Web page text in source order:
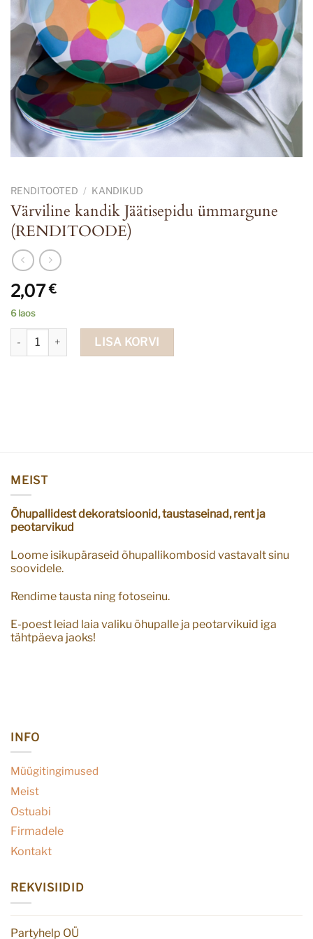
RENDITOOTED / KANDIKUD
Värviline kandik Jäätisepidu ümmargune
(RENDITOODE)
2,07€
6 laos
Värviline kandik Jäätisepidu ümmargune (RENDITOODE) kogus
LISA KORVI
MEIST
Õhupallidest dekoratsioonid, taustaseinad, rent ja
peotarvikud
Loome isikupäraseid õhupallikombosid vastavalt sinu
soovidele.
Rendime tausta ning fotoseinu.
E-poest leiad laia valiku õhupalle ja peotarvikuid iga
tähtpäeva jaoks!
INFO
Müügitingimused
Meist
Ostuabi
Firmadele
Kontakt
REKVISIIDID
Partyhelp OÜ